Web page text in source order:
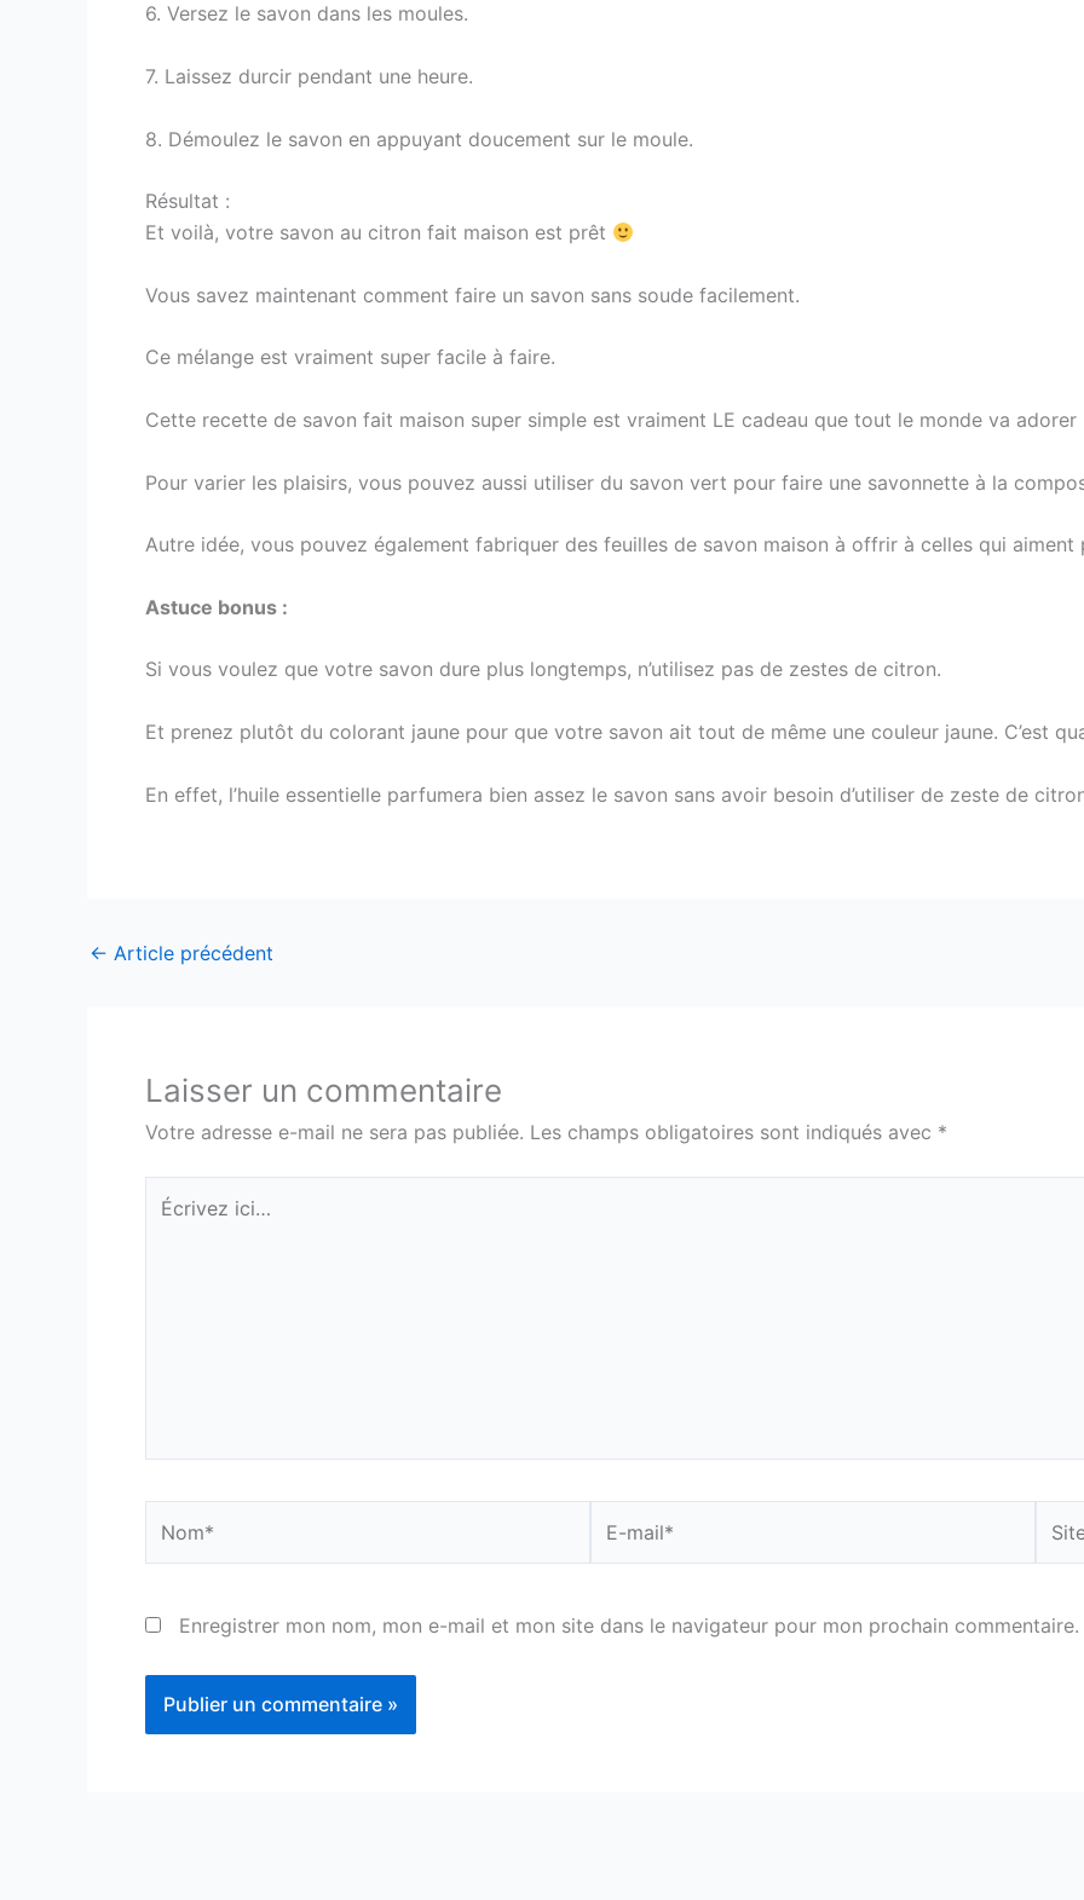
6. Versez le savon dans les moules.
7. Laissez durcir pendant une heure.
8. Démoulez le savon en appuyant doucement sur le moule.
Résultat :
Et voilà, votre savon au citron fait maison est prêt
Vous savez maintenant comment faire un savon sans soude facilement.
Ce mélange est vraiment super facile à faire.
Cette recette de savon fait maison super simple est vraiment LE cadeau que tout le monde va adorer
Pour varier les plaisirs, vous pouvez aussi utiliser du savon vert pour faire une savonnette à la
Autre idée, vous pouvez également fabriquer des feuilles de savon maison à offrir à celles qui
Astuce bonus :
Si vous voulez que votre savon dure plus longtemps, n’utilisez pas de zestes de citron.
Et prenez plutôt du colorant jaune pour que votre savon ait tout de même une couleur jaune. C’est
En effet, l’huile essentielle parfumera bien assez le savon sans avoir besoin d’utiliser de zeste de
← Article précédent
Laisser un commentaire
Votre adresse e-mail ne sera pas publiée. Les champs obligatoires sont indiqués avec *
Écrivez
ici…
mail*
Enregistrer mon nom, mon e-mail et mon site dans le navigateur pour mon prochain commentaire.